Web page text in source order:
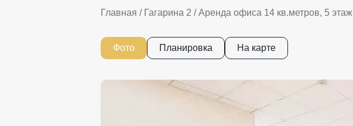
Главная / Гагарина 2 /Аренда офиса 14 кв.метров, 5 этаж
Фото Планировка На карте